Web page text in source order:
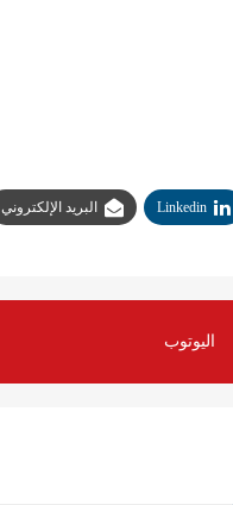
Linkedin البريد الإلكتروني
اليوتوب